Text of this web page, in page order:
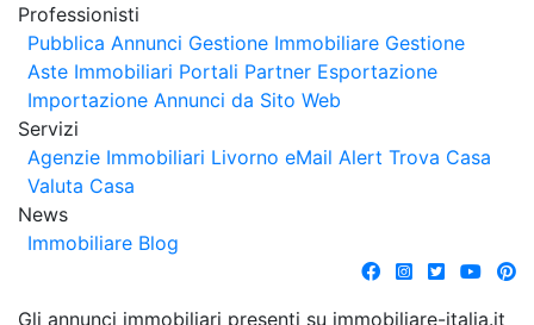
Professionisti
Pubblica Annunci Gestione Immobiliare Gestione
Aste Immobiliari Portali Partner Esportazione
Importazione Annunci da Sito Web
Servizi
Agenzie Immobiliari Livorno eMail Alert Trova Casa
Valuta Casa
News
Immobiliare Blog
Gli annunci immobiliari presenti su immobiliare-italia.it